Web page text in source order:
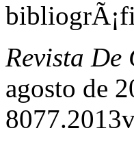
Revista De
agosto de